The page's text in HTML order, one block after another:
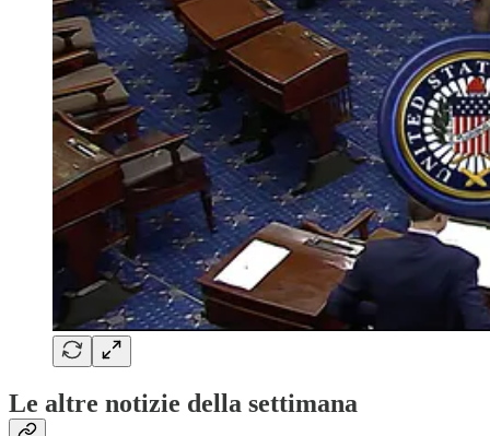
Le altre notizie della settimana